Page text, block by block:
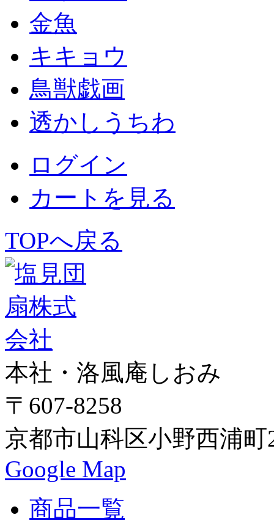
金魚
キキョウ
鳥獣戯画
透かしうちわ
ログイン
カートを見る
TOPへ戻る
本社・洛風庵しおみ
〒607-8258
京都市山科区小野西浦町
Google Map
商品一覧